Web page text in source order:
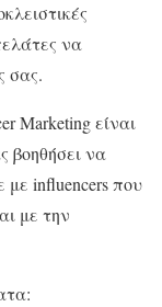
να
σας.
Marketing είναι
βοηθήσει να
με influencers που
με την